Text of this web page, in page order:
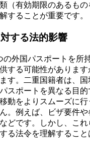
（有効期限のあるも
することが重要です。
する法的影響
の外国パスポートを所
する可能性がありま
す。二重国籍者は、
スポートを異なる目的
動をよりスムーズに行
。例えば、ビザ要件や
どです。しかし、こ
る法令を理解するこ